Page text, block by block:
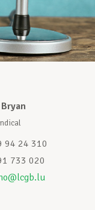
Bryan
94 24 310
733 020